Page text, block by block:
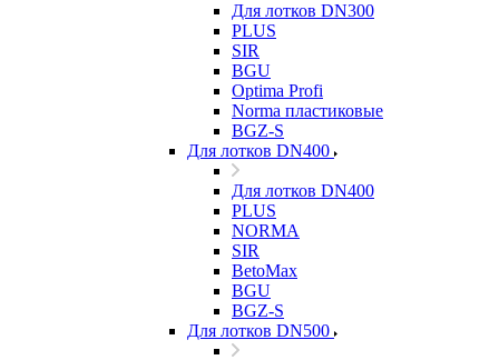
Для лотков DN300
PLUS
SIR
BGU
Optima Profi
Norma пластиковые
BGZ-S
Для лотков DN400
Для лотков DN400
PLUS
NORMA
SIR
BetoMax
BGU
BGZ-S
Для лотков DN500